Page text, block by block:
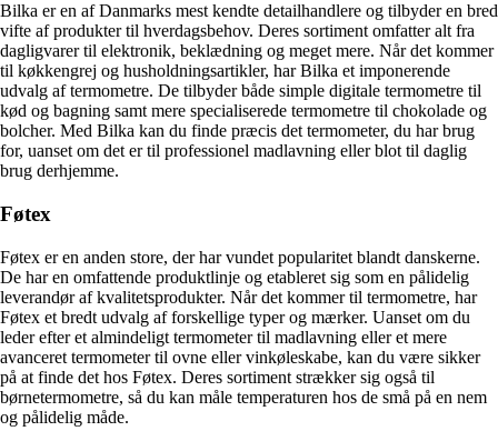
Bilka er en af Danmarks mest kendte detailhandlere og tilbyder en bred
vifte af produkter til hverdagsbehov. Deres sortiment omfatter alt fra
dagligvarer til elektronik, beklædning og meget mere. Når det kommer
til køkkengrej og husholdningsartikler, har Bilka et imponerende
udvalg af termometre. De tilbyder både simple digitale termometre til
kød og bagning samt mere specialiserede termometre til chokolade og
bolcher. Med Bilka kan du finde præcis det termometer, du har brug
for, uanset om det er til professionel madlavning eller blot til daglig
brug derhjemme.
Føtex
Føtex er en anden store, der har vundet popularitet blandt danskerne.
De har en omfattende produktlinje og etableret sig som en pålidelig
leverandør af kvalitetsprodukter. Når det kommer til termometre, har
Føtex et bredt udvalg af forskellige typer og mærker. Uanset om du
leder efter et almindeligt termometer til madlavning eller et mere
avanceret termometer til ovne eller vinkøleskabe, kan du være sikker
på at finde det hos Føtex. Deres sortiment strækker sig også til
børnetermometre, så du kan måle temperaturen hos de små på en nem
og pålidelig måde.